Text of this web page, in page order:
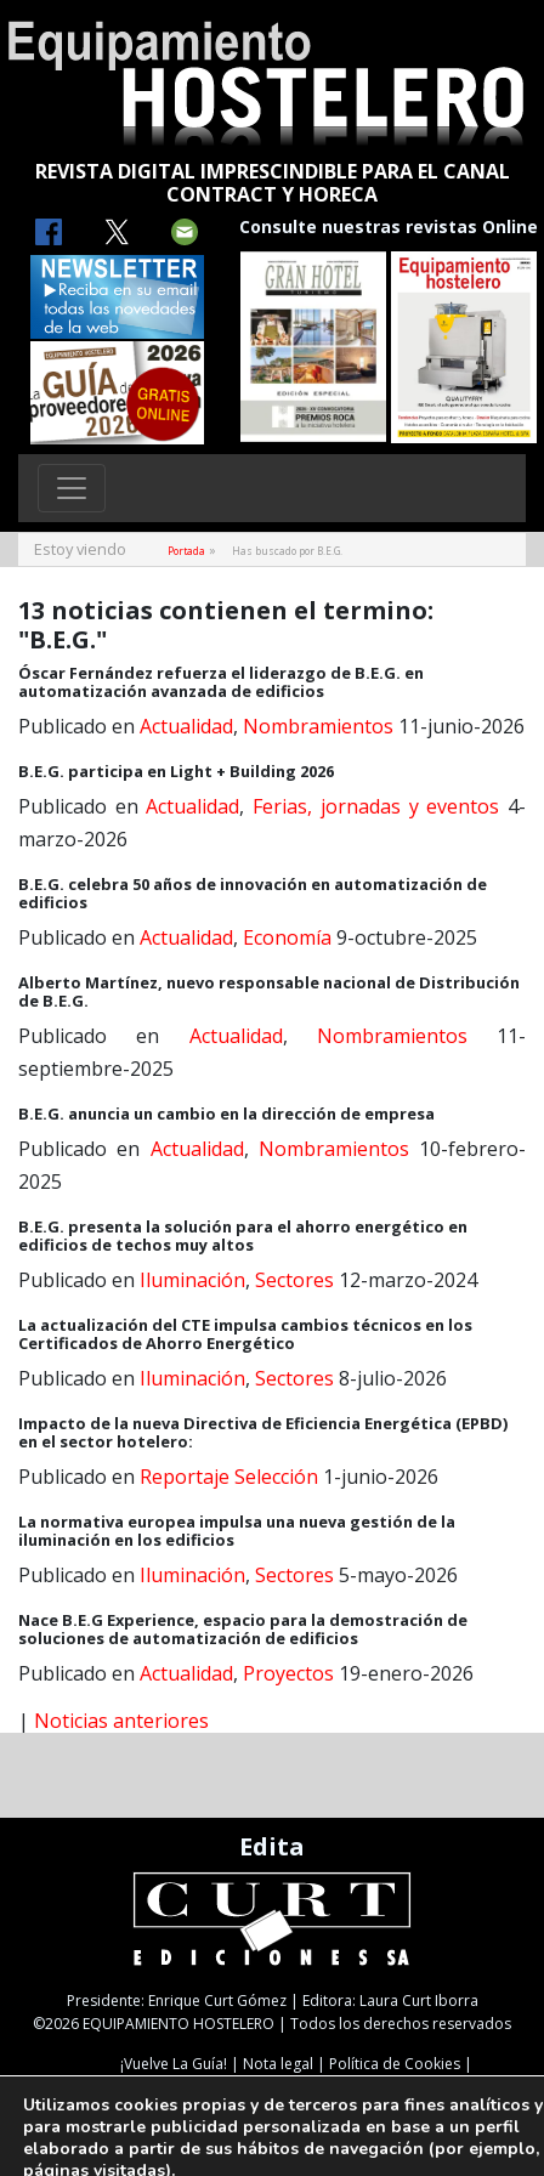
REVISTA DIGITAL IMPRESCINDIBLE PARA EL CANAL
CONTRACT Y HORECA
Consulte nuestras revistas Online
Estoy viendo Portada » Has buscado por B.E.G.
13 noticias contienen el termino:
"B.E.G."
Óscar Fernández refuerza el liderazgo de B.E.G. en
automatización avanzada de edificios
Publicado en Actualidad, Nombramientos 11-junio-2026
B.E.G. participa en Light + Building 2026
Publicado enActualidad, Ferias, jornadas y eventos 4-
marzo-2026
B.E.G. celebra 50 años de innovación en automatización de
edificios
Publicado en Actualidad, Economía 9-octubre-2025
Alberto Martínez, nuevo responsable nacional de Distribución
de B.E.G.
Publicado en Actualidad, Nombramientos 11-
septiembre-2025
B.E.G. anuncia un cambio en la dirección de empresa
Publicado en Actualidad, Nombramientos 10-febrero-
2025
B.E.G. presenta la solución para el ahorro energético en
edificios de techos muy altos
Publicado en Iluminación, Sectores 12-marzo-2024
La actualización del CTE impulsa cambios técnicos en los
Certificados de Ahorro Energético
Publicado en Iluminación, Sectores 8-julio-2026
Impacto de la nueva Directiva de Eficiencia Energética (EPBD)
en el sector hotelero:
Publicado en Reportaje Selección 1-junio-2026
La normativa europea impulsa una nueva gestión de la
iluminación en los edificios
Publicado en Iluminación, Sectores 5-mayo-2026
Nace B.E.G Experience, espacio para la demostración de
soluciones de automatización de edificios
Publicado en Actualidad, Proyectos 19-enero-2026
| Noticias anteriores
Edita
Presidente: Enrique Curt Gómez | Editora: Laura Curt Iborra
©2026 EQUIPAMIENTO HOSTELERO | Todos los derechos reservados
¡Vuelve La Guía!
Nota legal
Política de Cookies
Paseo de Gracia, 63. 1º 2ª. 08008 Barcelona |933 180 101| Fax 933 183 505
Select Language▼
Utilizamos cookies propias y de terceros para fines analíticos y
para mostrarle publicidad personalizada en base a un perfil
elaborado a partir de sus hábitos de navegación (por ejemplo,
páginas visitadas).